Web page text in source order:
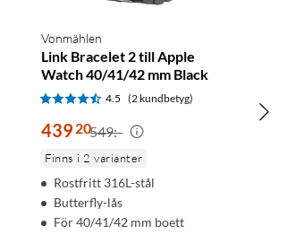
Vonmählen
Link Bracelet 2 till Apple
Watch 40/41/42 mm Black
4.5 (2 kundbetyg)
439 20549:-
Finns i 2 varianter
Rostfritt 316L-stål
Butterfly-lås
För 40/41/42 mm boett